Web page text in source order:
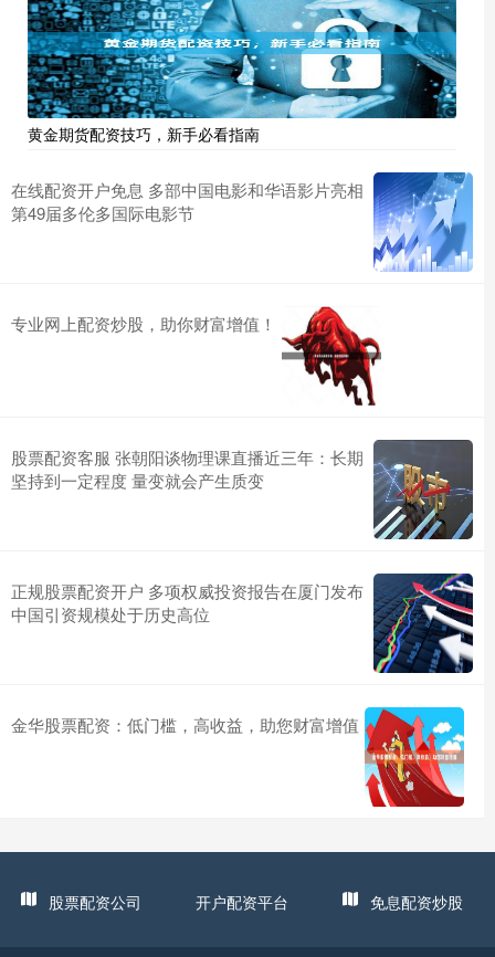
黄金期货配资技巧，新手必看指南
在线配资开户免息 多部中国电影和华语影片亮相
第49届多伦多国际电影节
专业网上配资炒股，助你财富增值！
股票配资客服 张朝阳谈物理课直播近三年：长期
坚持到一定程度 量变就会产生质变
正规股票配资开户 多项权威投资报告在厦门发布
中国引资规模处于历史高位
金华股票配资：低门槛，高收益，助您财富增值
股票配资公司 开户配资平台 免息配资炒股